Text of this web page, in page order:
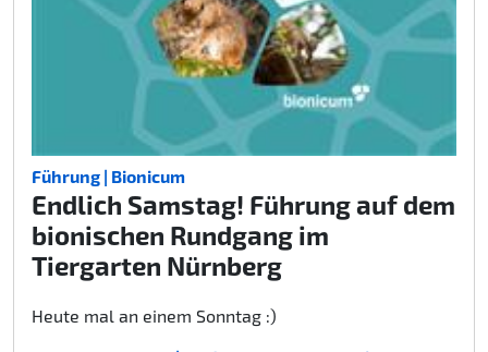
Führung | Bionicum
Endlich Samstag! Führung auf dem
bionischen Rundgang im
Tiergarten Nürnberg
Heute mal an einem Sonntag :)